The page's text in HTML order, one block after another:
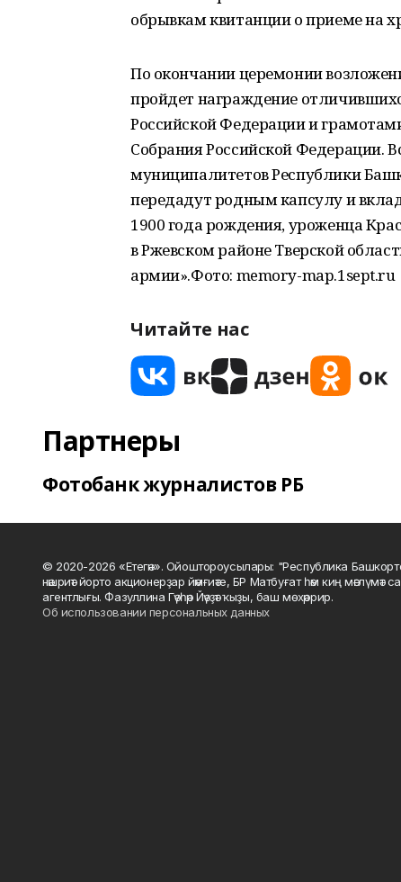
обрывкам квитанции о приеме на
По окончании церемонии
пройдет награждение
Российской Федерации и
Собрания Российской Федерации.
муниципалитетов Республики
передадут родным капсулу и
1900 года рождения, уроженца
в Ржевском районе Тверской
армии».Фото: memory-map.1sept.ru
Читайте нас
Партнеры
Фотобанк журналистов РБ
© 2020-2026 «Етегән». Ойоштороусылары: "Республика
нәшриәт йорто акционерҙар йәмғиәте, БР Матбуғат һәм киң мәғлүмәт
агентлығы. Фазуллина Гәүһәр Йәүҙәт ҡыҙы, баш мөхәррир.
Об использовании персональных данных